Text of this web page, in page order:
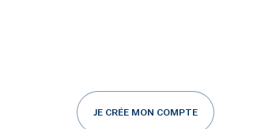
JE CRÉE MON COMPTE